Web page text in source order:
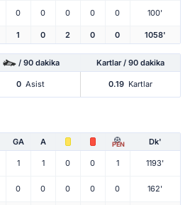
0 0 0 0 0 100'
1 0 2 0 0 1058'
/ 90 dakika Kartlar / 90 dakika
0 Asist 0.19 Kartlar
GA A PEN Dk'
1 1 0 0 1 1193'
0 0 0 0 0 162'